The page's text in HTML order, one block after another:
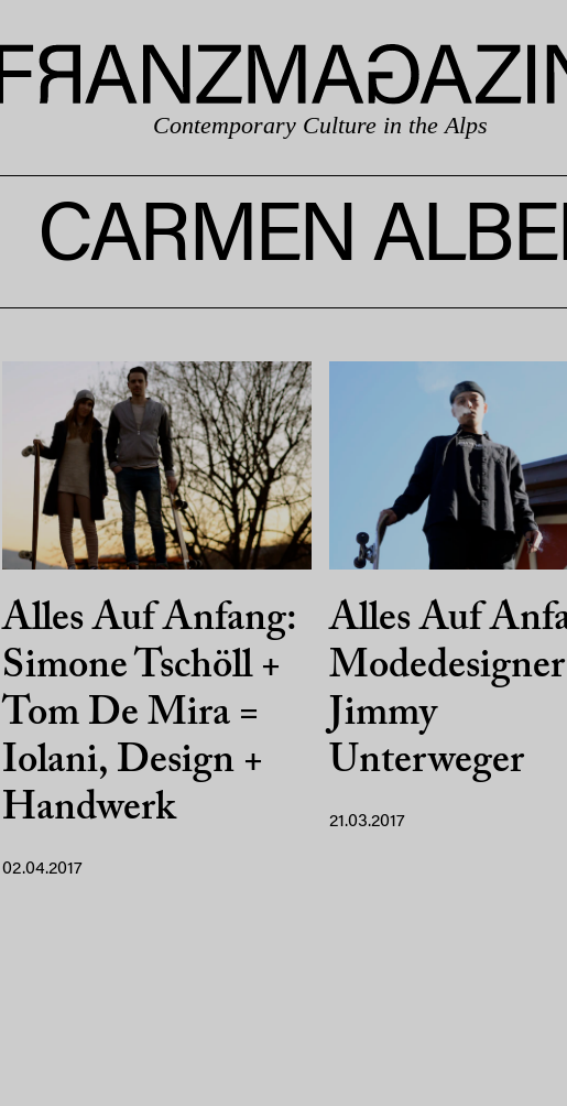
Contemporary Culture in the Alps
CARMEN
Alles Auf Anfang:
Simone Tschöll +
Tom De Mira =
Iolani, Design +
Handwerk
02.04.2017
Alles Auf
Modedesigner
Jimmy
Unterweger
21.03.2017